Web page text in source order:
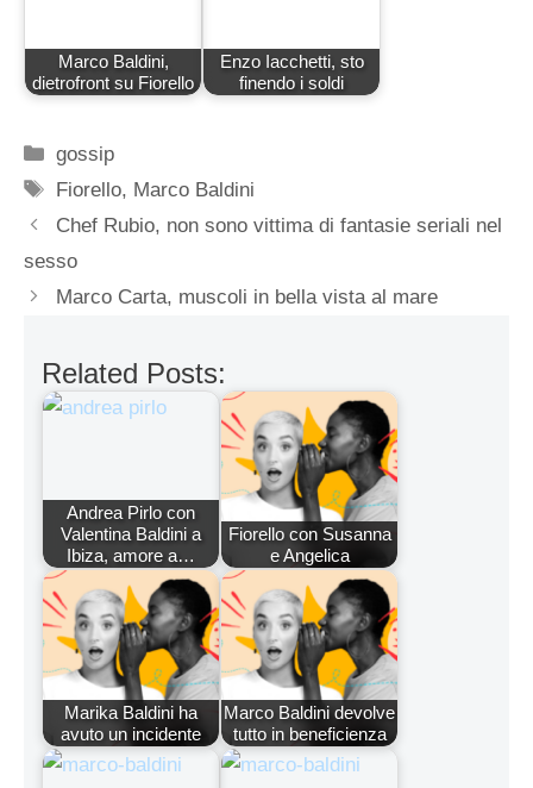
Marco Baldini,
dietrofront su Fiorello
Enzo Iacchetti, sto
finendo i soldi
Categorie
gossip
Tag
Fiorello, Marco Baldini
Chef Rubio, non sono vittima di fantasie seriali nel
sesso
Marco Carta, muscoli in bella vista al mare
Related Posts:
Andrea Pirlo con
Valentina Baldini a
Ibiza, amore a…
Fiorello con Susanna
e Angelica
Marika Baldini ha
avuto un incidente
Marco Baldini devolve
tutto in beneficienza